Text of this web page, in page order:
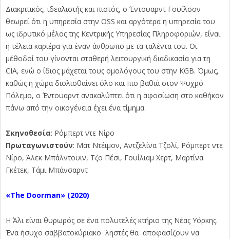
Διακριτικός, ιδεαλιστής και πιστός, ο Έντουαρντ Γουίλσον
θεωρεί ότι η υπηρεσία στην OSS και αργότερα η υπηρεσία του
ως ιδρυτικό μέλος της Κεντρικής Υπηρεσίας Πληροφοριών, είναι
η τέλεια καριέρα για έναν άνθρωπο με τα ταλέντα του. Οι
μέθοδοί του γίνονται σταθερή λειτουργική διαδικασία για τη
CIA, ενώ ο ίδιος μάχεται τους ομολόγους του στην KGB. Όμως,
καθώς η χώρα διολισθαίνει όλο και πιο βαθιά στον Ψυχρό
Πόλεμο, ο Έντουαρντ ανακαλύπτει ότι η αφοσίωση στο καθήκον
πάνω από την οικογένεια έχει ένα τίμημα.
Σκηνοθεσία: Ρόμπερτ ντε Νίρο
Πρωταγωνιστούν: Ματ Ντέιμον, Αντζελίνα Τζολί, Ρόμπερτ ντε
Νίρο, Άλεκ Μπάλντουιν, Τζο Πέσι, Γουίλιαμ Χερτ, Μαρτίνα
Γκέτεκ, Τάμι Μπάνσαρντ
«The Doorman» (2020)
Η Άλι είναι θυρωρός σε ένα πολυτελές κτήριο της Νέας Υόρκης.
Ένα ήσυχο σαββατοκύριακο ληστές θα αποφασίζουν να